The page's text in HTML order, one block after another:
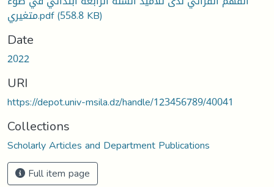
متغيري.pdf(558.8 KB)
Date
2022
URI
https://depot.univ-msila.dz/handle/123456789/40041
Collections
Scholarly Articles and Department Publications
Full item page